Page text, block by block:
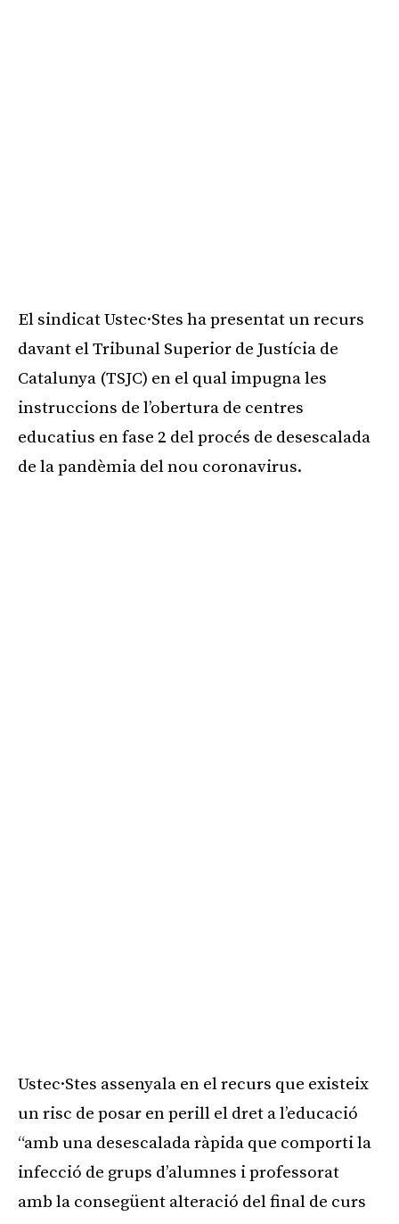
El sindicat Ustec·Stes ha presentat un recurs
davant el Tribunal Superior de Justícia de
Catalunya (TSJC) en el qual impugna les
instruccions de l’obertura de centres
educatius en fase 2 del procés de desescalada
de la pandèmia del nou coronavirus.
Ustec·Stes assenyala en el recurs que existeix
un risc de posar en perill el dret a l’educació
“amb una desescalada ràpida que comporti la
infecció de grups d’alumnes i professorat
amb la consegüent alteració del final de curs